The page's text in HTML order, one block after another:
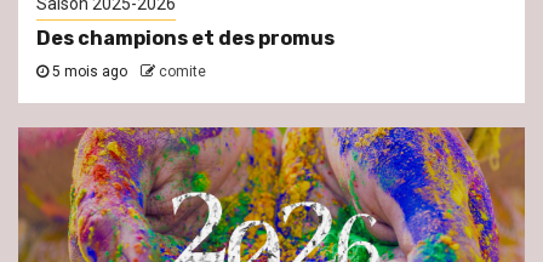
Des champions et des promus
5 mois ago comite